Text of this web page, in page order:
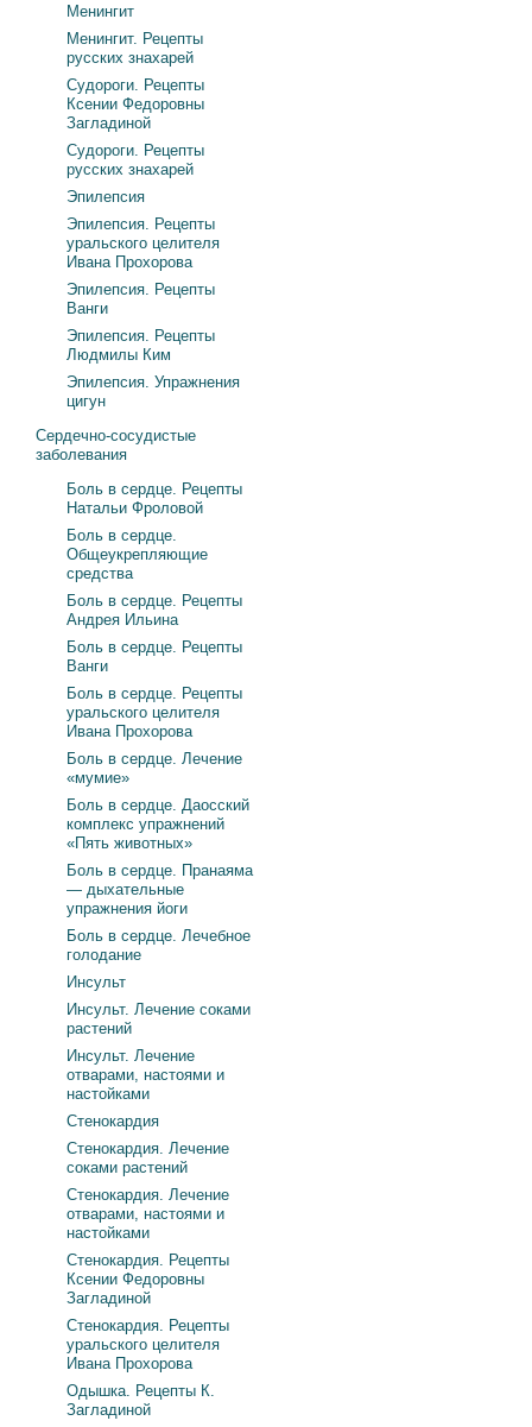
Менингит
Менингит. Рецепты
русских знахарей
Судороги. Рецепты
Ксении Федоровны
Загладиной
Судороги. Рецепты
русских знахарей
Эпилепсия
Эпилепсия. Рецепты
уральского целителя
Ивана Прохорова
Эпилепсия. Рецепты
Ванги
Эпилепсия. Рецепты
Людмилы Ким
Эпилепсия. Упражнения
цигун
Сердечно-сосудистые
заболевания
Боль в сердце. Рецепты
Натальи Фроловой
Боль в сердце.
Общеукрепляющие
средства
Боль в сердце. Рецепты
Андрея Ильина
Боль в сердце. Рецепты
Ванги
Боль в сердце. Рецепты
уральского целителя
Ивана Прохорова
Боль в сердце. Лечение
«мумие»
Боль в сердце. Даосский
комплекс упражнений
«Пять животных»
Боль в сердце. Пранаяма
— дыхательные
упражнения йоги
Боль в сердце. Лечебное
голодание
Инсульт
Инсульт. Лечение соками
растений
Инсульт. Лечение
отварами, настоями и
настойками
Стенокардия
Стенокардия. Лечение
соками растений
Стенокардия. Лечение
отварами, настоями и
настойками
Стенокардия. Рецепты
Ксении Федоровны
Загладиной
Стенокардия. Рецепты
уральского целителя
Ивана Прохорова
Одышка. Рецепты К.
Загладиной